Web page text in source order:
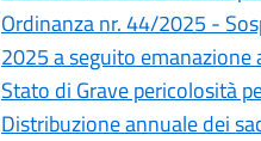
Ordinanza nr. 44/2025 -
2025 a seguito emanazione
Stato di Grave pericolosità
Distribuzione annuale dei